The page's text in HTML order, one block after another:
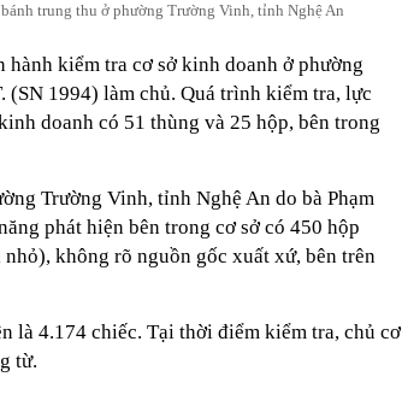
trung thu ở phường Trường Vinh, tỉnh Nghệ An
kiểm tra cơ sở kinh doanh ở phường
1994) làm chủ. Quá trình kiểm tra, lực
doanh có 51 thùng và 25 hộp, bên trong
Trường Vinh, tỉnh Nghệ An do bà Phạm
phát hiện bên trong cơ sở có 450 hộp
không rõ nguồn gốc xuất xứ, bên trên
là 4.174 chiếc. Tại thời điểm kiểm tra, chủ cơ
từ.